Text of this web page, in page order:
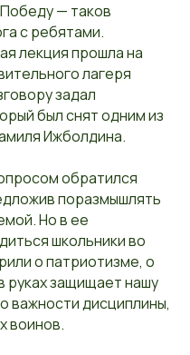
— таков
с ребятами.
лекция прошла на
лагеря
задал
был снят одним из
Ижболдина.
обратился
поразмышлять
Но в ее
школьники во
о патриотизме, о
руках защищает нашу
важности дисциплины,
воинов.